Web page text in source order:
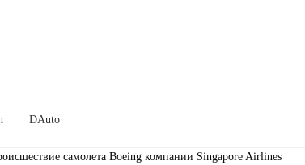
DAuto
самолета Boeing компании Singapore Airlines